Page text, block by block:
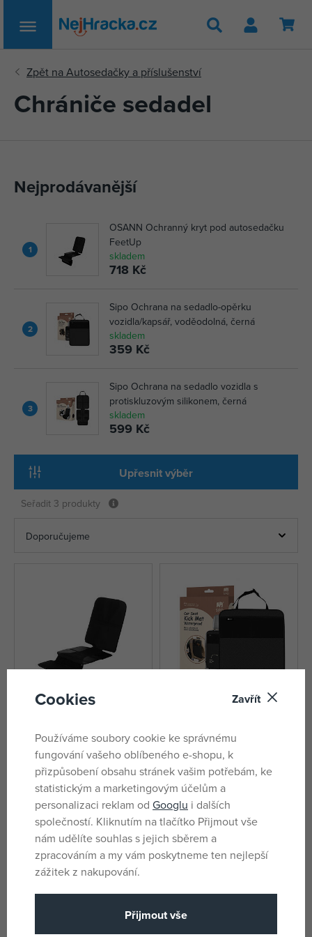
Hledat
Chrániče sedadel
Nejprodávanější
1
OSANN Ochranný kryt pod autosedačku
FeetUp
skladem
718 Kč
2
Sipo Ochrana na sedadlo-opěrku
vozidla/kapsář, voděodolná, černá
skladem
359 Kč
3
Sipo Ochrana na sedadlo vozidla s
protiskluzovým silikonem, černá
skladem
599 Kč
Upřesnit výběr
Seřadit 3 produkty
OSANN Ochranný kryt pod
autosedačku FeetUp
skladem
DMOC:890 Kč
718 Kč
Sipo Ochrana na sedadlo-
opěrku vozidla/kapsář,
voděodolná, černá
skladem
359 Kč
Cookies Zavřít
Používáme soubory cookie ke správnému
fungování vašeho oblíbeného e-shopu, k
přizpůsobení obsahu stránek vašim potřebám, ke
statistickým a marketingovým účelům a
personalizaci reklam od Googlu i dalších
společností. Kliknutím na tlačítko Přijmout vše
nám udělíte souhlas s jejich sběrem a
zpracováním a my vám poskytneme ten nejlepší
zážitek z nakupování.
Přijmout vše